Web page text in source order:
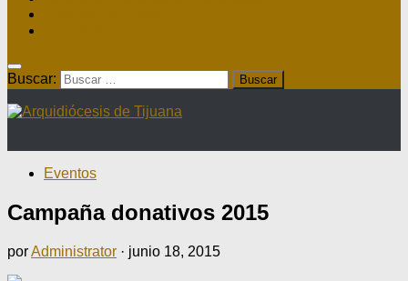
Buscar:
Eventos
Campaña donativos 2015
porAdministrator · junio 18, 2015